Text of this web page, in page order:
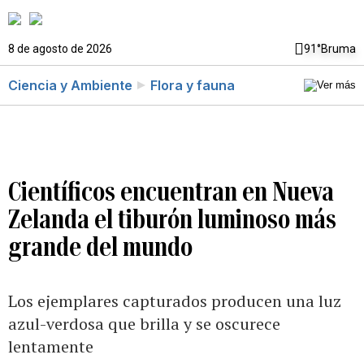
8 de agosto de 2026 91°Bruma
Ciencia y Ambiente Flora y fauna
Científicos encuentran en Nueva
Zelanda el tiburón luminoso más
grande del mundo
Los ejemplares capturados producen una luz
azul-verdosa que brilla y se oscurece
lentamente